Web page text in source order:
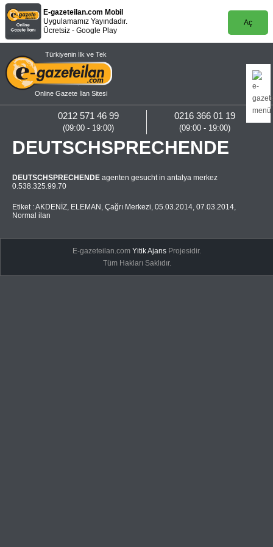
E-gazeteilan.com Mobil
Uygulamamız Yayındadır.
Ücretsiz - Google Play
Aç
Türkiyenin İlk ve Tek
Online Gazete İlan Sitesi
0216 366 01 19
(09:00 - 19:00)
0212 571 46 99
(09:00 - 19:00)
DEUTSCHSPRECHENDE
DEUTSCHSPRECHENDE agenten gesucht in antalya merkez
0.538.325.99.70
Etiket :AKDENİZ, ELEMAN , Çağrı Merkezi, 05.03.2014, 07.03.2014,
Normal ilan
E-gazeteilan.comYitik Ajans Projesidir.
Tüm Hakları Saklıdır.